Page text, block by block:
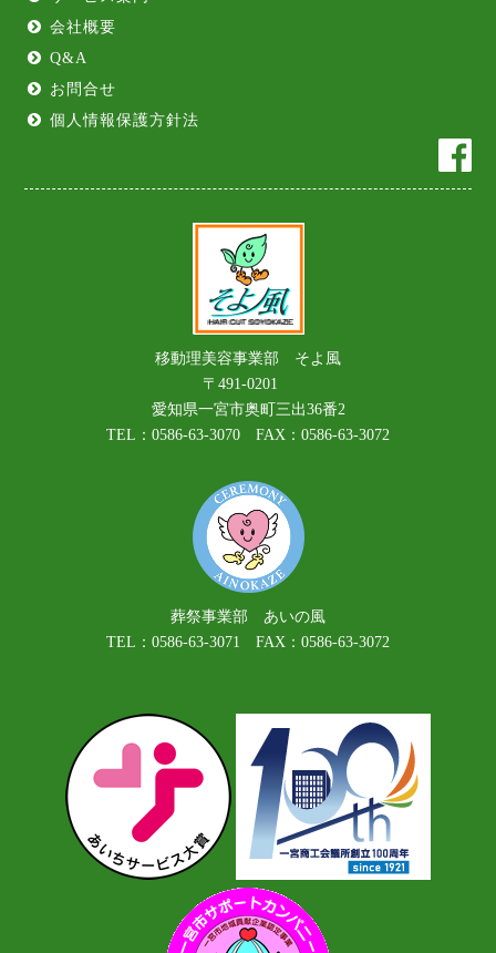
会社概要
Q&A
お問合せ
個人情報保護方針法
移動理美容事業部 そよ風
〒491-0201
愛知県一宮市奥町三出36番2
TEL：0586-63-3070 FAX：0586-63-3072
葬祭事業部 あいの風
TEL：0586-63-3071 FAX：0586-63-3072